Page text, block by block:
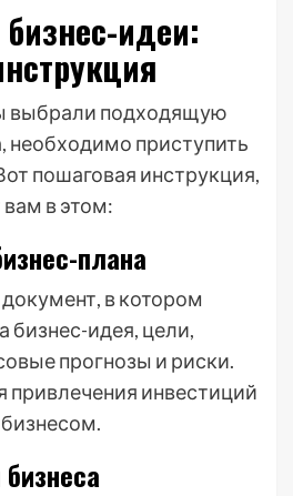
идеи:
выбрали подходящую
необходимо приступить
пошаговая инструкция,
в этом:
плана
в котором
бизнес-идея, цели,
прогнозы и риски.
привлечения инвестиций